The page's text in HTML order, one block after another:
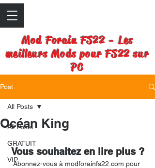
Mod Forain FS22 - Les
meilleurs Mods pour FS22 sur
PC
Post
All Posts
GRATUIT
VIP
All Posts
Océan King
Vous souhaitez en lire plus ?
Abonnez-vous à modforainfs22.com pour